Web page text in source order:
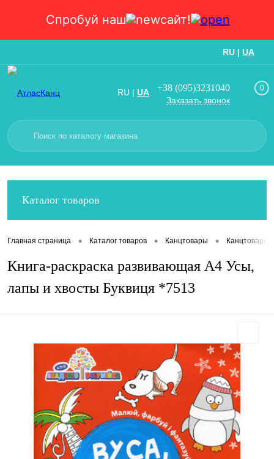
Спробуй наш сайт!
RU | UA
RU | UA +38 (095)3231040
Заказать звонок
0
Каталог товаров
Главная страница • Каталог товаров • Канцтовары • Канцтовары
Книга-раскраска развивающая А4 Усы,
лапы и хвосты Буквиця *7513